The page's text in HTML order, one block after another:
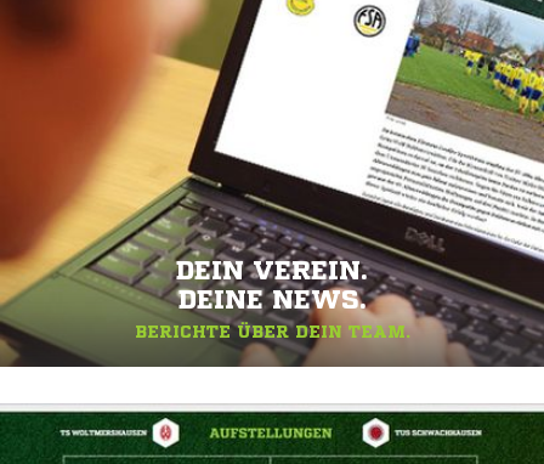
DEIN VEREIN.
DEINE NEWS.
BERICHTE ÜBER DEIN TEAM.